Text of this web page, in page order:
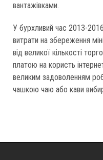
вантажівками.
У бурхливий час 2013-
витрати на збереження
від великої кількості
платою на користь
великим задоволенням
чашкою чаю або кави